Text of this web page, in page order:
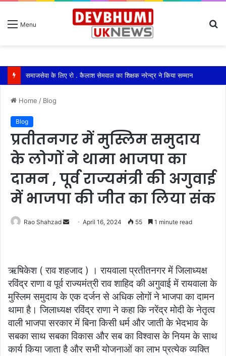
Menu
समाजसेवा के लिए रो . कैलाश सेमवाल का शिक्षक नरेन्द्र ने किया सम्मान
Home / Blog
Blog
प्रतीतनगर में मुस्लिम समुदाय
के लोगों ने थामा भाजपा का
दामन , पूर्व राज्यमंत्री की अगुवाई
में भाजपा की जीत का लिया संक
Rao Shahzad
SendApril 16, 2024 55 1 minute read
ऋषिकेश ( राव शहजाद ) । रायवाला प्रतीतनगर में जिलाध्यक्ष
रविंद्र राणा व पूर्व राज्यमंत्री राव शाहिद की अगुवाई में रायवाला के
मुस्लिम समुदाय के एक दर्जन से अधिक लोगों ने भाजपा का दामन
थामा है। जिलाध्यक्ष रविंद्र राणा ने कहा कि नरेंद्र मोदी के नेतृत्व
वाली भाजपा सरकार में बिना किसी धर्म और जाती के भेदभाव के
सबका साथ सबका विकास और सब का विश्वास के नियम के साथ
कार्य किया जाता है और सभी योजनाओं का लाभ प्रत्येक व्यक्ति